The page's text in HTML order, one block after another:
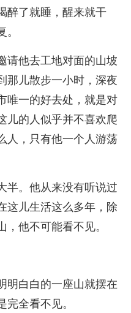
醉了就睡，醒来就干
请他去工地对面的山坡
那儿散步一小时，深夜
唯一的好去处，就是对
儿的人似乎并不喜欢爬
人，只有他一个人游荡
半。他从来没有听说过
这儿生活这么多年，除
他不可能看不见。
明白白的一座山就摆在
全看不见。